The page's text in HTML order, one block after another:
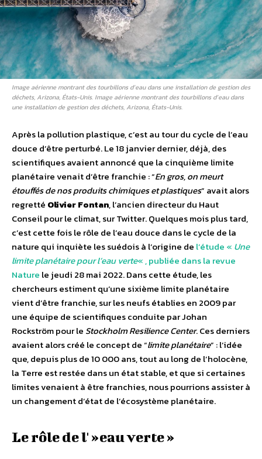
Image aérienne montrant des tourbillons d’eau dans une installation de gestion des
déchets, Arizona, États-Unis. Image aérienne montrant des tourbillons d’eau dans
une installation de gestion des déchets, Arizona, États-Unis.
Après la pollution plastique, c’est au tour du cycle de l’eau
douce d’être perturbé. Le 18 janvier dernier, déjà, des
scientifiques avaient annoncé que la cinquième limite
planétaire venait d’être franchie : “En gros, on meurt
étouffés de nos produits chimiques et plastiques” avait alors
regretté Olivier Fontan, l’ancien directeur du Haut
Conseil pour le climat, sur Twitter. Quelques mois plus tard,
c’est cette fois le rôle de l’eau douce dans le cycle de la
nature qui inquiète les suédois à l’origine de l’étude « Une
limite planétaire pour l’eau verte« , publiée dans la revue
Nature le jeudi 28 mai 2022. Dans cette étude, les
chercheurs estiment qu’une sixième limite planétaire
vient d’être franchie, sur les neufs établies en 2009 par
une équipe de scientifiques conduite par Johan
Rockström pour le Stockholm Resilience Center. Ces derniers
avaient alors créé le concept de “limite planétaire” : l’idée
que, depuis plus de 10 000 ans, tout au long de l’holocène,
la Terre est restée dans un état stable, et que si certaines
limites venaient à être franchies, nous pourrions assister à
un changement d’état de l’écosystème planétaire.
Le rôle de l' »eau verte »